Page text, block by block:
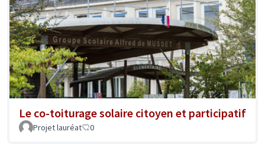
Le co-toiturage solaire citoyen et participatif
Projet lauréat 0